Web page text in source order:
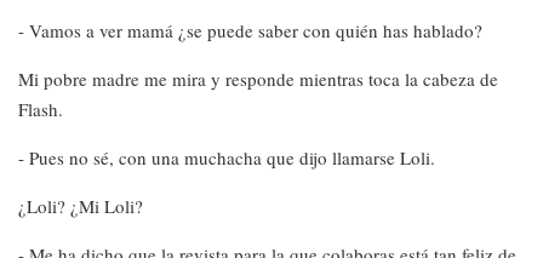
- Vamos a ver mamá ¿se puede saber con quién has hablado?
Mi pobre madre me mira y responde mientras toca la cabeza de
Flash.
- Pues no sé, con una muchacha que dijo llamarse Loli.
¿Loli? ¿Mi Loli?